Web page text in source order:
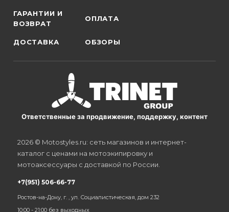
ГАРАНТИИ И
ВОЗВРАТ
ОПЛАТА
ДОСТАВКА ОБЗОРЫ
Ответственные за продвижение, поддержку, контент
2026 © Motostyles.ru: сеть магазинов и интернет-
каталог с ценами на мотоэкипировку и
мотоаксессуары с доставкой по России.
+7(951) 506-66-77
Ростов-на-Дону, г. , ул. Социалистическая, дом 232
10:00 - 21:00 без выходных